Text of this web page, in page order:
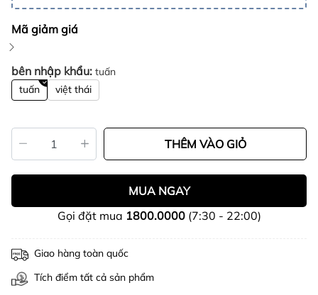
Mã giảm giá
bên nhập khẩu: tuấn
tuấn
việt thái
THÊM VÀO GIỎ
MUA NGAY
Gọi đặt mua 1800.0000(7:30 - 22:00)
Giao hàng toàn quốc
Tích điểm tất cả sản phẩm